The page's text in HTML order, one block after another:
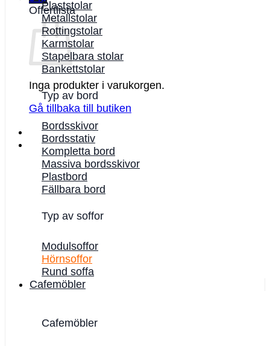
Offertlista
Inga produkter i varukorgen.
Gå tillbaka till butiken
Plaststolar
Metallstolar
Rottingstolar
Karmstolar
Stapelbara stolar
Bankettstolar
Typ av bord
Bordsskivor
Bordsstativ
Kompletta bord
Massiva bordsskivor
Plastbord
Fällbara bord
Typ av soffor
Modulsoffor
Hörnsoffor
Rund soffa
Cafemöbler
Cafemöbler